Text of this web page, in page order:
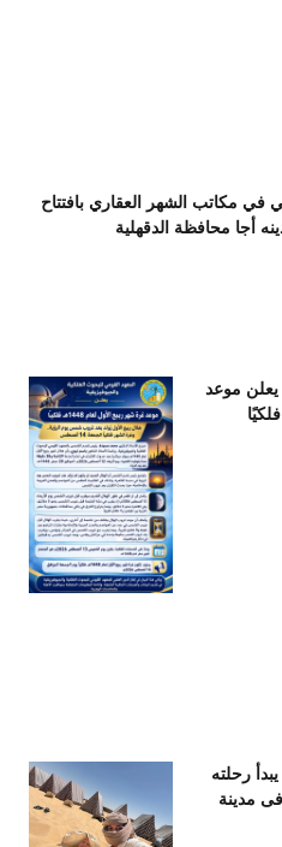
في مكاتب الشهر العقاري بافتتاح
أجا محافظة الدقهلية
يعلن موعد
رحلته
فى مدينة